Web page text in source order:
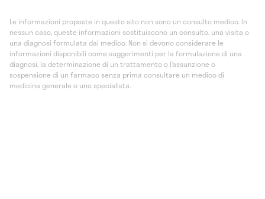
Le informazioni proposte in questo sito non sono un consulto medico. In
nessun caso, queste informazioni sostituiscono un consulto, una visita o
una diagnosi formulata dal medico. Non si devono considerare le
informazioni disponibili come suggerimenti per la formulazione di una
diagnosi, la determinazione di un trattamento o l’assunzione o
sospensione di un farmaco senza prima consultare un medico di
medicina generale o uno specialista.